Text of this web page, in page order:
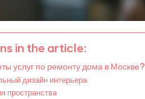
in the article:
услуг по ремонту дома в Москве?
дизайн интерьера
пространства